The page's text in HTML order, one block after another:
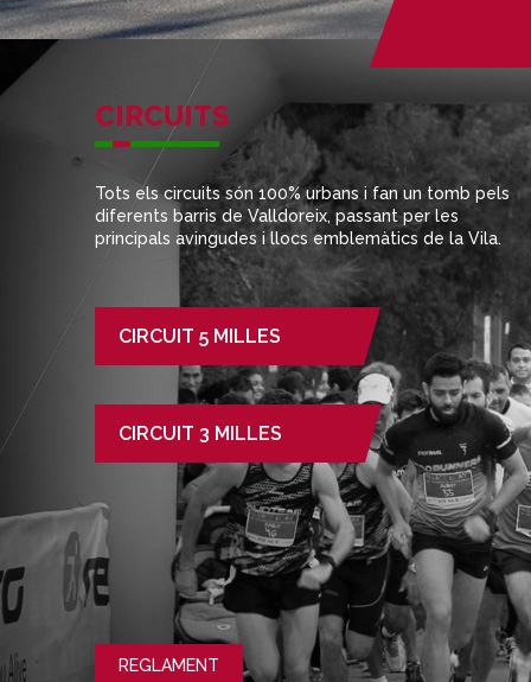
CIRCUITS
Tots els circuits són 100% urbans i fan un tomb pels
diferents barris de Valldoreix, passant per les
principals avingudes i llocs emblemàtics de la Vila.
CIRCUIT 5 MILLES
CIRCUIT 3 MILLES
REGLAMENT